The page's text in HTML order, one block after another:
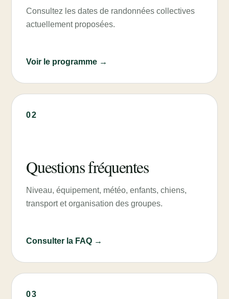
Consultez les dates de randonnées collectives
actuellement proposées.
Voir le programme →
02
Questions fréquentes
Niveau, équipement, météo, enfants, chiens,
transport et organisation des groupes.
Consulter la FAQ →
03